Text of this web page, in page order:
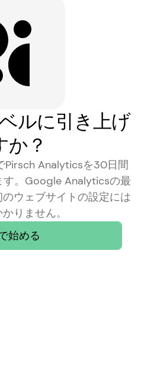
ルに引き上げ
か？
Pirsch Analyticsを30日間
す。Google Analyticsの最
ウェブサイトの設定には
りません。
始める